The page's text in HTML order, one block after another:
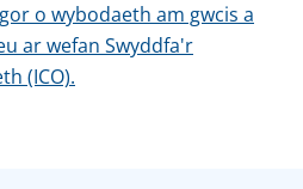
o wybodaeth am gwcis a
ar wefan Swyddfa'r
(ICO).